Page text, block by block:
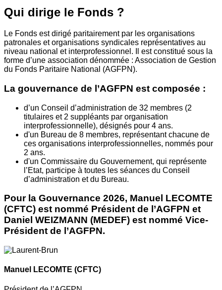
Qui dirige le Fonds ?
Le Fonds est dirigé paritairement par les organisations
patronales et organisations syndicales représentatives au
niveau national et interprofessionnel. Il est constitué sous la
forme d’une association dénommée : Association de Gestion
du Fonds Paritaire National (AGFPN).
La gouvernance de l’AGFPN est composée :
d’un Conseil d’administration de 32 membres (2
titulaires et 2 suppléants par organisation
interprofessionnelle), désignés pour 4 ans.
d'un Bureau de 8 membres, représentant chacune de
ces organisations interprofessionnelles, nommés pour
2 ans.
d'un Commissaire du Gouvernement, qui représente
l’Etat, participe à toutes les séances du Conseil
d’administration et du Bureau.
Pour la Gouvernance 2026, Manuel LECOMTE
(CFTC) est nommé Président de l’AGFPN et
Daniel WEIZMANN (MEDEF) est nommé Vice-
Président de l’AGFPN.
Manuel LECOMTE (CFTC)